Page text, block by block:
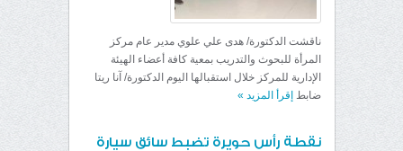
ناقشت الدكتورة/ هدى علي علوي مدير عام مركز
المرأة للبحوث والتدريب بمعية كافة أعضاء الهيئة
الإدارية للمركز خلال استقبالها اليوم الدكتورة/ آنا ريتا
ضابط إقرأ المزيد »
نقطة رأس حويرة تضبط سائق سيارة